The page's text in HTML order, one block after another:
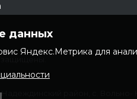
район, с. Вольно-
данных
Яндекс.Метрика для